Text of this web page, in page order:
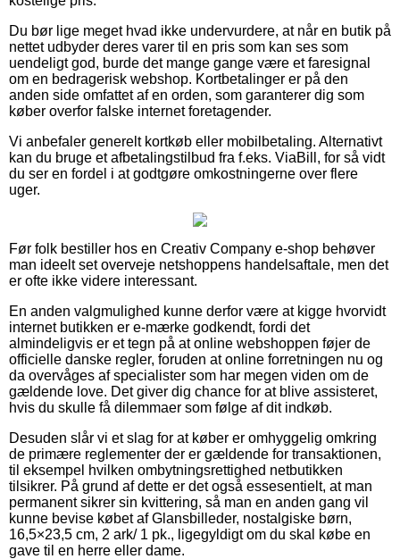
Du bør lige meget hvad ikke undervurdere, at når en butik på
nettet udbyder deres varer til en pris som kan ses som
uendeligt god, burde det mange gange være et faresignal
om en bedragerisk webshop. Kortbetalinger er på den
anden side omfattet af en orden, som garanterer dig som
køber overfor falske internet foretagender.
Vi anbefaler generelt kortkøb eller mobilbetaling. Alternativt
kan du bruge et afbetalingstilbud fra f.eks. ViaBill, for så vidt
du ser en fordel i at godtgøre omkostningerne over flere
uger.
Før folk bestiller hos en Creativ Company e-shop behøver
man ideelt set overveje netshoppens handelsaftale, men det
er ofte ikke videre interessant.
En anden valgmulighed kunne derfor være at kigge hvorvidt
internet butikken er e-mærke godkendt, fordi det
almindeligvis er et tegn på at online webshoppen føjer de
officielle danske regler, foruden at online forretningen nu og
da overvåges af specialister som har megen viden om de
gældende love. Det giver dig chance for at blive assisteret,
hvis du skulle få dilemmaer som følge af dit indkøb.
Desuden slår vi et slag for at køber er omhyggelig omkring
de primære reglementer der er gældende for transaktionen,
til eksempel hvilken ombytningsrettighed netbutikken
tilsikrer. På grund af dette er det også essesentielt, at man
permanent sikrer sin kvittering, så man en anden gang vil
kunne bevise købet af Glansbilleder, nostalgiske børn,
16,5×23,5 cm, 2 ark/ 1 pk., ligegyldigt om du skal købe en
gave til en herre eller dame.